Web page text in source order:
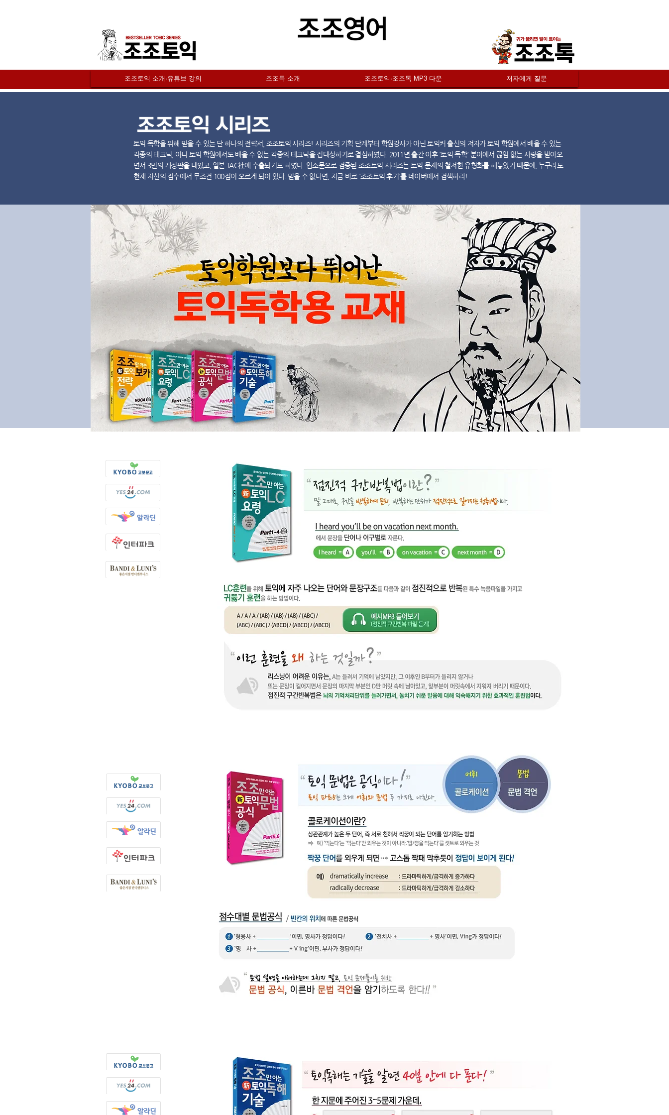
조조토익 소개·유튜브 강의 조조톡 소개 조조토익·조조톡 MP3 다운 저자에게 질문
토익 독학을 위해 믿을 수 있는 단 하나의 전략서, 조조토익 시리즈! 시리즈의 기획 단계부터 학원강사가 아닌 토익커 출신의 저자가 토익 학원에서 배울 수 있는
각종의 테크닉, 아니 토익 학원에서도 배울 수 없는 각종의 테크닉을 집대성하기로 결심하였다. 2011년 출간 이후 '토익 독학' 분야에서 끊임 없는 사랑을 받아오
면서 3번의 개정판을 내었고, 일본 TAC社에 수출되기도 하였다. 입소문으로 검증된 조조토익 시리즈는 토익 문제의 철저한 유형화를 해놓았기 때문에, 누구라도
현재 자신의 점수에서 무조건 100점이 오르게 되어 있다. 믿을 수 없다면, 지금 바로 '조조토익 후기'를 네이버에서 검색하라!